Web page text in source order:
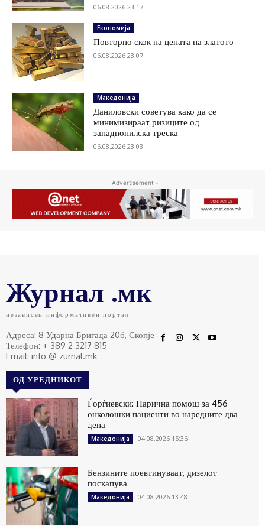
06.08.2026 23:17
Економија
Повторно скок на цената на златото
06.08.2026 23:07
Македонија
Даниловски советува како да се
минимизираат ризиците од
западнонилска треска
06.08.2026 23:03
- Advertisement -
Журнал .мк
независен информативен портал
Адреса: 8 Ударна Бригада 20б, Скопје
Телефон: + 389 2 3217 815
Email: info @ zurnal.mk
ОД УРЕДНИКОТ
Ѓорѓиевски: Парична помош за 456
онколошки пациенти во наредните два
дена
Македонија 04.08.2026 15:36
Бензините поевтинуваат, дизелот
поскапува
Македонија 04.08.2026 13:48